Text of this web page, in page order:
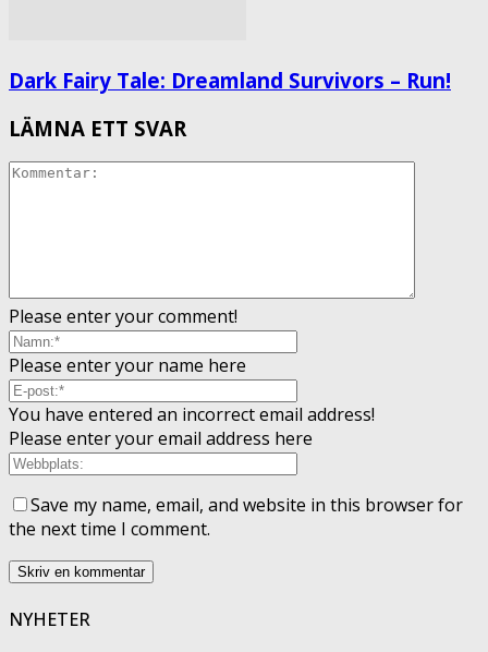
Dark Fairy Tale: Dreamland Survivors – Run!
LÄMNA ETT SVAR
Please enter your comment!
Please enter your name here
You have entered an incorrect email address!
Please enter your email address here
Save my name, email, and website in this browser for
the next time I comment.
NYHETER